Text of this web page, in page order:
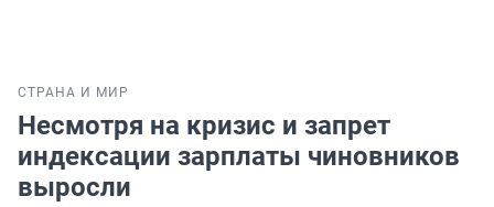
СТРАНА И МИР
Несмотря на кризис и запрет
индексации зарплаты чиновников
выросли